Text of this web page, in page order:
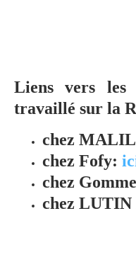
Liens vers les
travaillé sur la
chez
chez Fofy:
chez
chez